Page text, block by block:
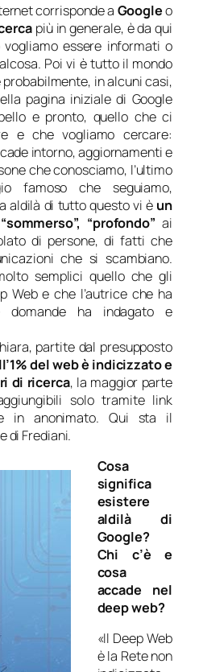
corrisponde a Googleo
più in generale, è da qui
essere informati o
Poi vi è tutto il mondo
probabilmente, in alcuni casi,
pagina iniziale di Google
e pronto, quello che ci
e che vogliamo cercare:
intorno, aggiornamenti e
che conosciamo, l’ultimo
famoso che seguiamo,
aldilà di tutto questo vi è un
“profondo” ai
di persone, di fatti che
che si scambiano.
semplici quello che gli
Web e che l’autrice che ha
domande ha indagato e
partite dal presupposto
del web è indicizzato e
di ricerca, la maggior parte
solo tramite link
in anonimato. Qui sta il
di Frediani.
Cosa
significa
esistere
aldilà di
Google?
Chi c’è e
cosa
accade nel
deep web?
«Il Deep Web
è la Rete non